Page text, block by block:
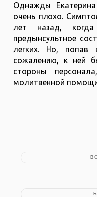
Однажды
очень плохо.
лет назад,
предынсультное
легких. Но, попав
сожалению, к ней
стороны
молитвенной помощи